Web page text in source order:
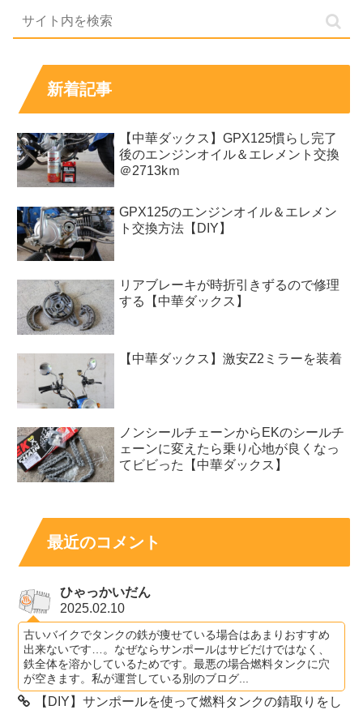
新着記事
【中華ダックス】GPX125慣らし完了
後のエンジンオイル＆エレメント交換
＠2713kｍ
GPX125のエンジンオイル＆エレメン
ト交換方法【DIY】
リアブレーキが時折引きずるので修理
する【中華ダックス】
【中華ダックス】激安Z2ミラーを装着
ノンシールチェーンからEKのシールチ
ェーンに変えたら乗り心地が良くなっ
てビビった【中華ダックス】
最近のコメント
ひゃっかいだん
2025.02.10
古いバイクでタンクの鉄が痩せている場合はあまりおすすめ
出来ないです…。なぜならサンポールはサビだけではなく、
鉄全体を溶かしているためです。最悪の場合燃料タンクに穴
が空きます。私が運営している別のブログ...
【DIY】サンポールを使って燃料タンクの錆取りをし